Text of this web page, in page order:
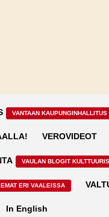
VANTAAN
VEROVIDEOT
VAULAN BLOGIT
ERI VAALEISSA
In English